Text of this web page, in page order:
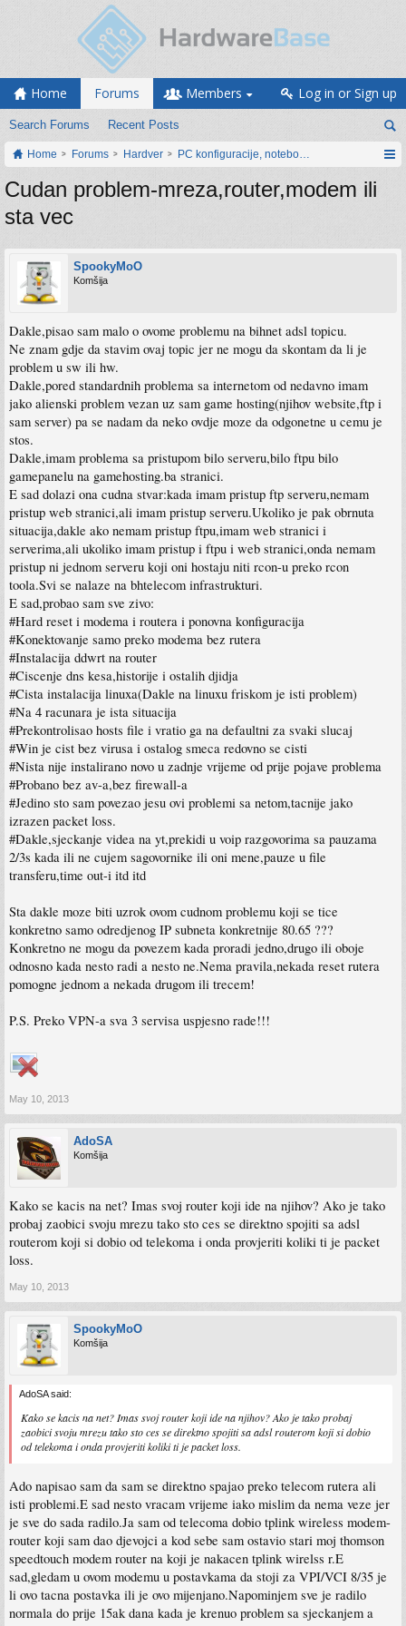
Home Forums
Search Forums Recent Posts
Members Log in or Sign up
Home Forums Hardver PC konfiguracije, notebook računari, servis
Cudan problem-mreza,router,modem ili
sta vec
SpookyMoO
Komšija
Dakle,pisao sam malo o ovome problemu na bihnet adsl topicu.
Ne znam gdje da stavim ovaj topic jer ne mogu da skontam da li je
problem u sw ili hw.
Dakle,pored standardnih problema sa internetom od nedavno imam
jako alienski problem vezan uz sam game hosting(njihov website,ftp i
sam server) pa se nadam da neko ovdje moze da odgonetne u cemu je
stos.
Dakle,imam problema sa pristupom bilo serveru,bilo ftpu bilo
gamepanelu na gamehosting.ba stranici.
E sad dolazi ona cudna stvar:kada imam pristup ftp serveru,nemam
pristup web stranici,ali imam pristup serveru.Ukoliko je pak obrnuta
situacija,dakle ako nemam pristup ftpu,imam web stranici i
serverima,ali ukoliko imam pristup i ftpu i web stranici,onda nemam
pristup ni jednom serveru koji oni hostaju niti rcon-u preko rcon
toola.Svi se nalaze na bhtelecom infrastrukturi.
E sad,probao sam sve zivo:
#Hard reset i modema i routera i ponovna konfiguracija
#Konektovanje samo preko modema bez rutera
#Instalacija ddwrt na router
#Ciscenje dns kesa,historije i ostalih djidja
#Cista instalacija linuxa(Dakle na linuxu friskom je isti problem)
#Na 4 racunara je ista situacija
#Prekontrolisao hosts file i vratio ga na defaultni za svaki slucaj
#Win je cist bez virusa i ostalog smeca redovno se cisti
#Nista nije instalirano novo u zadnje vrijeme od prije pojave problema
#Probano bez av-a,bez firewall-a
#Jedino sto sam povezao jesu ovi problemi sa netom,tacnije jako
izrazen packet loss.
#Dakle,sjeckanje videa na yt,prekidi u voip razgovorima sa pauzama
2/3s kada ili ne cujem sagovornike ili oni mene,pauze u file
transferu,time out-i itd itd
Sta dakle moze biti uzrok ovom cudnom problemu koji se tice
konkretno samo odredjenog IP subneta konkretnije 80.65 ???
Konkretno ne mogu da povezem kada proradi jedno,drugo ili oboje
odnosno kada nesto radi a nesto ne.Nema pravila,nekada reset rutera
pomogne jednom a nekada drugom ili trecem!
P.S. Preko VPN-a sva 3 servisa uspjesno rade!!!
May 10, 2013
AdoSA
Komšija
Kako se kacis na net? Imas svoj router koji ide na njihov? Ako je tako
probaj zaobici svoju mrezu tako sto ces se direktno spojiti sa adsl
routerom koji si dobio od telekoma i onda provjeriti koliki ti je packet
loss.
May 10, 2013
SpookyMoO
Komšija
AdoSA said:
Kako se kacis na net? Imas svoj router koji ide na njihov? Ako je tako probaj
zaobici svoju mrezu tako sto ces se direktno spojiti sa adsl routerom koji si dobio
od telekoma i onda provjeriti koliki ti je packet loss.
Ado napisao sam da sam se direktno spajao preko telecom rutera ali
isti problemi.E sad nesto vracam vrijeme iako mislim da nema veze jer
je sve do sada radilo.Ja sam od telecoma dobio tplink wireless modem-
router koji sam dao djevojci a kod sebe sam ostavio stari moj thomson
speedtouch modem router na koji je nakacen tplink wirelss r.E
sad,gledam u ovom modemu u postavkama da stoji za VPI/VCI 8/35 je
li ovo tacna postavka ili je ovo mijenjano.Napominjem sve je radilo
normala do prije 15ak dana kada je krenuo problem sa sjeckanjem a